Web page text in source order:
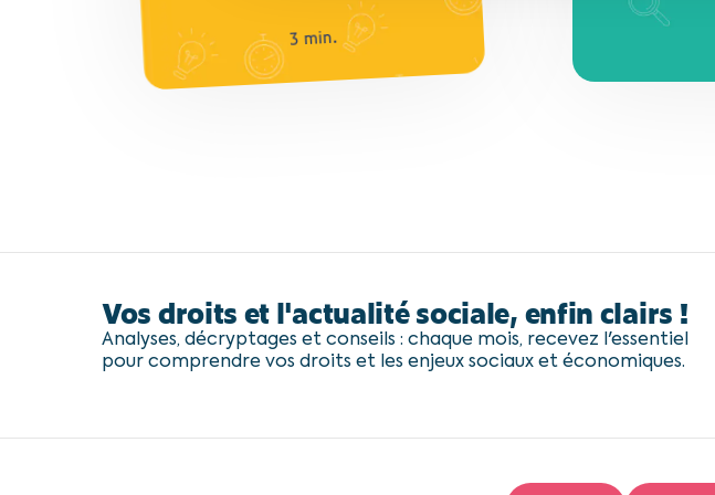
3 min.
3 min.
Vos droits et l'actualité sociale, enfin clairs !
Analyses, décryptages et conseils : chaque mois, recevez l'essentiel
pour comprendre vos droits et les enjeux sociaux et économiques.